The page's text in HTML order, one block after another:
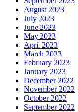
August 2023
July 2023
June 2023
May 2023
April 2023
March 2023
February 2023
January 2023
December 2022
November 2022
October 2022
September 2022